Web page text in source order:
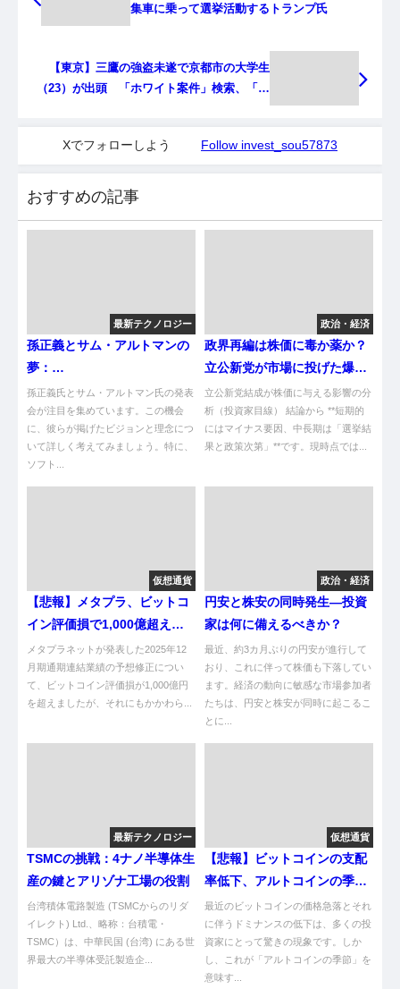
集車に乗って選挙活動するトランプ氏
【東京】三鷹の強盗未遂で京都市の大学生
（23）が出頭 「ホワイト案件」検索、「逃
Xでフォローしよう Follow invest_sou57873
おすすめの記事
最新テクノロジー
孫正義とサム・アルトマンの
夢：
AI「Cristalintelligence」の
核心解説
孫正義氏とサム・アルトマン氏の発表
会が注目を集めています。この機会
に、彼らが掲げたビジョンと理念につ
いて詳しく考えてみましょう。特に、
ソフト...
政治・経済
政界再編は株価に毒か薬か？
立公新党が市場に投げた爆弾
を検証
立公新党結成が株価に与える影響の分
析（投資家目線） 結論から **短期的
にはマイナス要因、中長期は「選挙結
果と政策次第」**です。現時点では...
仮想通貨
【悲報】メタプラ、ビットコ
イン評価損で1,000億超え！
営業利益は増益やけど…
メタプラネットが発表した2025年12
月期通期連結業績の予想修正につい
て、ビットコイン評価損が1,000億円
を超えましたが、それにもかかわら...
政治・経済
円安と株安の同時発生—投資
家は何に備えるべきか？
最近、約3カ月ぶりの円安が進行して
おり、これに伴って株価も下落してい
ます。経済の動向に敏感な市場参加者
たちは、円安と株安が同時に起こるこ
とに...
最新テクノロジー
TSMCの挑戦：4ナノ半導体生
産の鍵とアリゾナ工場の役割
台湾積体電路製造 (TSMCからのリダ
イレクト) Ltd.、略称：台積電・
TSMC）は、中華民国 (台湾) にある世
界最大の半導体受託製造企...
仮想通貨
【悲報】ビットコインの支配
率低下、アルトコインの季節
ちゃうやんけ！
最近のビットコインの価格急落とそれ
に伴うドミナンスの低下は、多くの投
資家にとって驚きの現象です。しか
し、これが「アルトコインの季節」を
意味す...